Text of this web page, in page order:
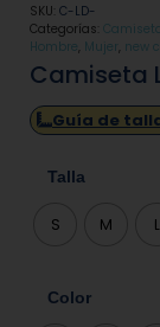
SKU: C-LD-
Categorías:
Hombre Mujer new
Camiseta
Guía de
Talla
S M L
Color